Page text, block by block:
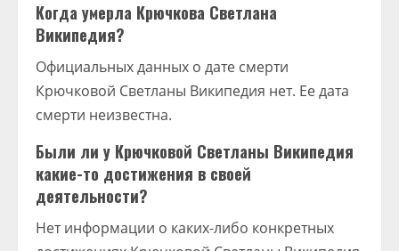
Когда умерла Крючкова Светлана
Википедия?
Официальных данных о дате смерти
Крючковой Светланы Википедия нет. Ее дата
смерти неизвестна.
Были ли у Крючковой Светланы Википедия
какие-то достижения в своей
деятельности?
Нет информации о каких-либо конкретных